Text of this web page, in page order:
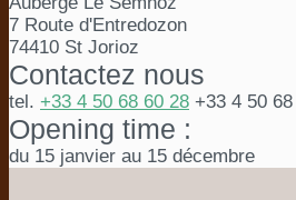
7 Route d'Entredozon
74410 St Jorioz
Contactez nous
tel. +33 4 50 68 60 28 +33 4 50
Opening time :
du 15 janvier au 15 décembre